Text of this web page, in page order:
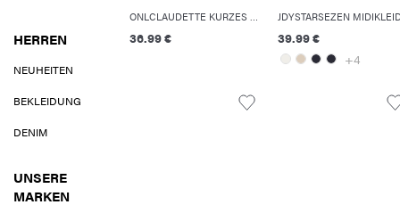
HERREN
NEUHEITEN
BEKLEIDUNG
DENIM
UNSERE
MARKEN
ONLCLAUDETTE KURZES KLEID
36.99 €
JDYSTARSEZEN
39.99 €
+4